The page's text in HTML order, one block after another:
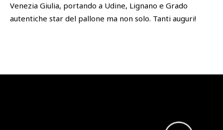
Venezia Giulia, portando a Udine, Lignano e Grado
autentiche star del pallone ma non solo. Tanti auguri!